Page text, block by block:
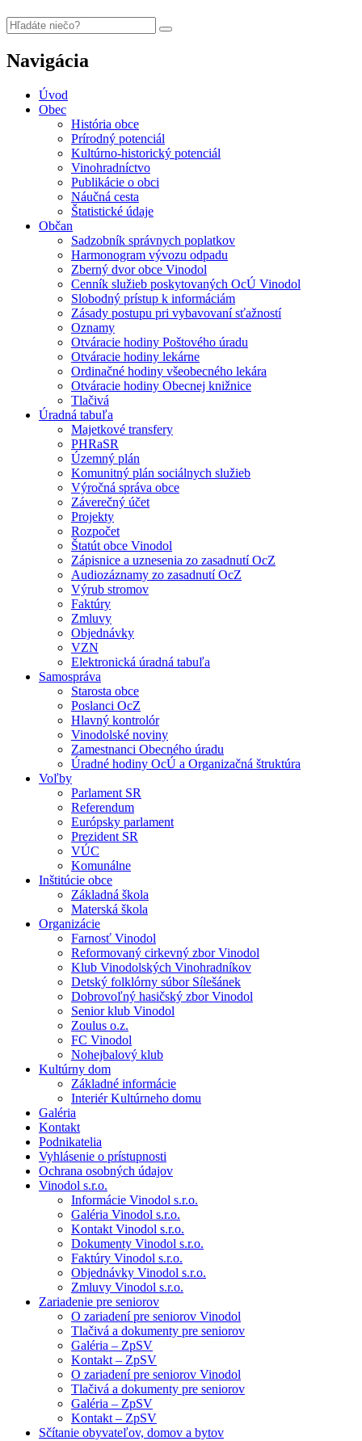
Navigácia
Úvod
Obec
História obce
Prírodný potenciál
Kultúrno-historický potenciál
Vinohradníctvo
Publikácie o obci
Náučná cesta
Štatistické údaje
Občan
Sadzobník správnych poplatkov
Harmonogram vývozu odpadu
Zberný dvor obce Vinodol
Cenník služieb poskytovaných OcÚ Vinodol
Slobodný prístup k informáciám
Zásady postupu pri vybavovaní sťažností
Oznamy
Otváracie hodiny Poštového úradu
Otváracie hodiny lekárne
Ordinačné hodiny všeobecného lekára
Otváracie hodiny Obecnej knižnice
Tlačivá
Úradná tabuľa
Majetkové transfery
PHRaSR
Územný plán
Komunitný plán sociálnych služieb
Výročná správa obce
Záverečný účet
Projekty
Rozpočet
Štatút obce Vinodol
Zápisnice a uznesenia zo zasadnutí OcZ
Audiozáznamy zo zasadnutí OcZ
Výrub stromov
Faktúry
Zmluvy
Objednávky
VZN
Elektronická úradná tabuľa
Samospráva
Starosta obce
Poslanci OcZ
Hlavný kontrolór
Vinodolské noviny
Zamestnanci Obecného úradu
Úradné hodiny OcÚ a Organizačná štruktúra
Voľby
Parlament SR
Referendum
Európsky parlament
Prezident SR
VÚC
Komunálne
Inštitúcie obce
Základná škola
Materská škola
Organizácie
Farnosť Vinodol
Reformovaný cirkevný zbor Vinodol
Klub Vinodolských Vinohradníkov
Detský folklórny súbor Sílešánek
Dobrovoľný hasičský zbor Vinodol
Senior klub Vinodol
Zoulus o.z.
FC Vinodol
Nohejbalový klub
Kultúrny dom
Základné informácie
Interiér Kultúrneho domu
Galéria
Kontakt
Podnikatelia
Vyhlásenie o prístupnosti
Ochrana osobných údajov
Vinodol s.r.o.
Informácie Vinodol s.r.o.
Galéria Vinodol s.r.o.
Kontakt Vinodol s.r.o.
Dokumenty Vinodol s.r.o.
Faktúry Vinodol s.r.o.
Objednávky Vinodol s.r.o.
Zmluvy Vinodol s.r.o.
Zariadenie pre seniorov
O zariadení pre seniorov Vinodol
Tlačivá a dokumenty pre seniorov
Galéria – ZpSV
Kontakt – ZpSV
O zariadení pre seniorov Vinodol
Tlačivá a dokumenty pre seniorov
Galéria – ZpSV
Kontakt – ZpSV
Sčítanie obyvateľov, domov a bytov